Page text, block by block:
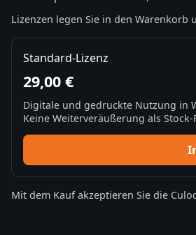
Lizenzen legen Sie in den
Standard-Lizenz
29,00 €
Digitale und gedruckte Nutzung in
Keine Weiterveräußerung als
Mit dem Kauf akzeptieren Sie die